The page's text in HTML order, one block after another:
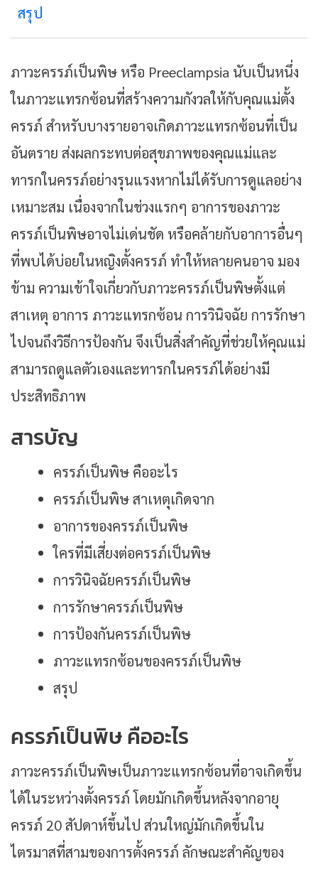
ภาวะครรภ์เป็นพิษ หรือ Preeclampsia นับเป็นหนึ่ง
ในภาวะแทรกซ้อนที่สร้างความกังวลให้กับคุณแม่ตั้ง
ครรภ์ สำหรับบางรายอาจเกิดภาวะแทรกซ้อนที่เป็น
อันตราย ส่งผลกระทบต่อสุขภาพของคุณแม่และ
ทารกในครรภ์อย่างรุนแรงหากไม่ได้รับการดูแลอย่าง
เหมาะสม เนื่องจากในช่วงแรกๆ อาการของภาวะ
ครรภ์เป็นพิษอาจไม่เด่นชัด หรือคล้ายกับอาการอื่นๆ
ที่พบได้บ่อยในหญิงตั้งครรภ์ ทำให้หลายคนอาจ มอง
ข้าม ความเข้าใจเกี่ยวกับภาวะครรภ์เป็นพิษตั้งแต่
สาเหตุ อาการ ภาวะแทรกซ้อน การวินิจฉัย การรักษา
ไปจนถึงวิธีการป้องกัน จึงเป็นสิ่งสำคัญที่ช่วยให้คุณแม่
สามารถดูแลตัวเองและทารกในครรภ์ได้อย่างมี
ประสิทธิภาพ
สารบัญ
ครรภ์เป็นพิษ คืออะไร
ครรภ์เป็นพิษ สาเหตุเกิดจาก
อาการของครรภ์เป็นพิษ
ใครที่มีเสี่ยงต่อครรภ์เป็นพิษ
การวินิจฉัยครรภ์เป็นพิษ
การรักษาครรภ์เป็นพิษ
การป้องกันครรภ์เป็นพิษ
ภาวะแทรกซ้อนของครรภ์เป็นพิษ
สรุป
ครรภ์เป็นพิษ คืออะไร
ภาวะครรภ์เป็นพิษเป็นภาวะแทรกซ้อนที่อาจเกิดขึ้น
ได้ในระหว่างตั้งครรภ์ โดยมักเกิดขึ้นหลังจากอายุ
ครรภ์ 20 สัปดาห์ขึ้นไป ส่วนใหญ่มักเกิดขึ้นใน
ไตรมาสที่สามของการตั้งครรภ์ ลักษณะสำคัญของ
สรุป